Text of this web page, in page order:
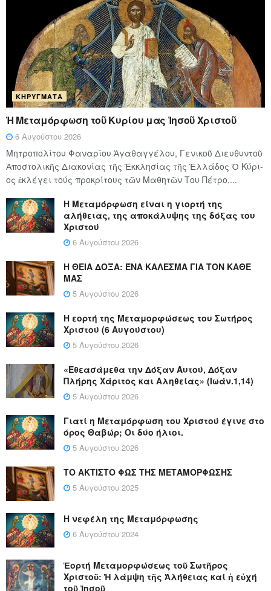
ΚΗΡΎΓΜΑΤΑ
Ἡ Μεταμόρφωση τοῦ Κυρίου μας Ἰησοῦ Χριστοῦ
6 Αυγούστου 2026
Μητροπολίτου Φαναρίου Ἀγαθαγγέλου, Γενικοῦ Διευθυντοῦ
Ἀποστολικῆς Διακονίας τῆς Ἐκκλησίας τῆς Ἑλλάδος Ὁ Κύ­ρι­
ος ἐκλέγει τούς προ­κρί­τους τῶν Μα­θη­τῶν Του Πέ­τρο,...
Η Μεταμόρφωση είναι η γιορτή της
αλήθειας, της αποκάλυψης της δόξας του
Χριστού
6 Αυγούστου 2026
Η ΘΕΙΑ ΔΟΞΑ: ΈΝΑ ΚΑΛΕΣΜΑ ΓΙΑ ΤΟΝ ΚΑΘΕ
ΜΑΣ
5 Αυγούστου 2026
Η εορτή της Μεταμορφώσεως του Σωτήρος
Χριστού (6 Αυγούστου)
5 Αυγούστου 2026
«Εθεασάμεθα την Δόξαν Αυτού, Δόξαν
Πλήρης Χάριτος και Αληθείας» (Ιωάν.1,14)
5 Αυγούστου 2026
Γιατί η Μεταμόρφωση του Χριστού έγινε στο
όρος Θαβώρ; Οι δύο ήλιοι.
5 Αυγούστου 2026
ΤΟ ΑΚΤΙΣΤΟ ΦΩΣ ΤΗΣ ΜΕΤΑΜΟΡΦΩΣΗΣ
5 Αυγούστου 2025
Η νεφέλη της Μεταμόρφωσης
6 Αυγούστου 2024
Ἑορτή Μεταμορφώσεως τοῦ Σωτῆρος
Χριστοῦ: Ἡ λάμψη τῆς Ἀλήθειας καί ἡ εὐχή
τοῦ Ἰησοῦ